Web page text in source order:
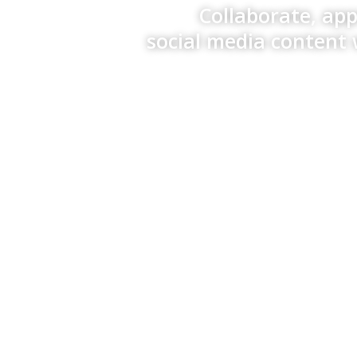
Collaborate,
social media